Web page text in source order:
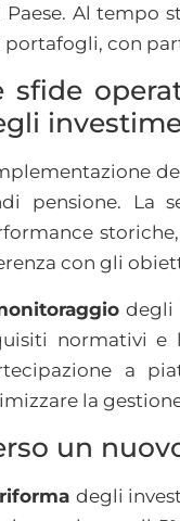
Paese. Al tempo
portafogli, con
sfide
pensione. La
con gli
degli
normativi e
a
la
un
riforma degli